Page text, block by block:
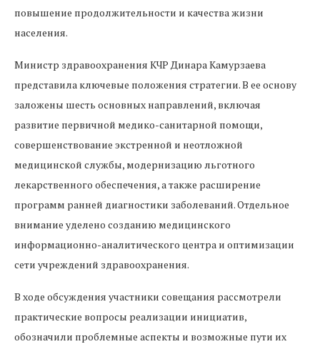
повышение продолжительности и качества жизни
населения.
Министр здравоохранения КЧР Динара Камурзаева
представила ключевые положения стратегии. В ее основу
заложены шесть основных направлений, включая
развитие первичной медико-санитарной помощи,
совершенствование экстренной и неотложной
медицинской службы, модернизацию льготного
лекарственного обеспечения, а также расширение
программ ранней диагностики заболеваний. Отдельное
внимание уделено созданию медицинского
информационно-аналитического центра и оптимизации
сети учреждений здравоохранения.
В ходе обсуждения участники совещания рассмотрели
практические вопросы реализации инициатив,
обозначили проблемные аспекты и возможные пути их